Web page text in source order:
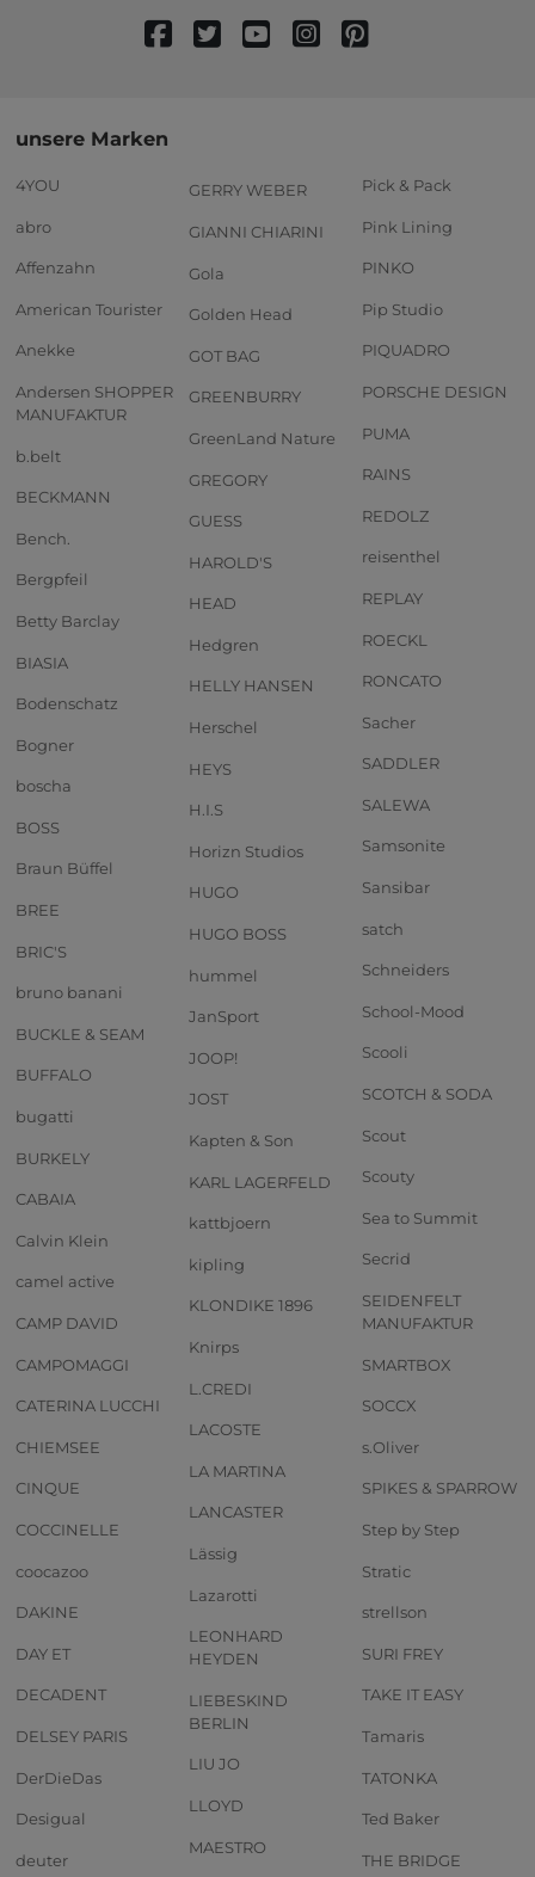
unsere Marken
4YOU
abro
Affenzahn
American Tourister
Anekke
Andersen SHOPPER
MANUFAKTUR
b.belt
BECKMANN
Bench.
Bergpfeil
Betty Barclay
BIASIA
Bodenschatz
Bogner
boscha
BOSS
Braun Büffel
BREE
BRIC'S
bruno banani
BUCKLE & SEAM
BUFFALO
bugatti
BURKELY
CABAIA
Calvin Klein
camel active
CAMP DAVID
CAMPOMAGGI
CATERINA LUCCHI
CHIEMSEE
CINQUE
COCCINELLE
coocazoo
DAKINE
DAY ET
DECADENT
DELSEY PARIS
DerDieDas
Desigual
deuter
GERRY WEBER
GIANNI CHIARINI
Gola
Golden Head
GOT BAG
GREENBURRY
GreenLand Nature
GREGORY
GUESS
HAROLD'S
HEAD
Hedgren
HELLY HANSEN
Herschel
HEYS
H.I.S
Horizn Studios
HUGO
HUGO BOSS
hummel
JanSport
JOOP!
JOST
Kapten & Son
KARL LAGERFELD
kattbjoern
kipling
KLONDIKE 1896
Knirps
L.CREDI
LACOSTE
LA MARTINA
LANCASTER
Lässig
Lazarotti
LEONHARD
HEYDEN
LIEBESKIND
BERLIN
LIU JO
LLOYD
MAESTRO
Pick & Pack
Pink Lining
PINKO
Pip Studio
PIQUADRO
PORSCHE DESIGN
PUMA
RAINS
REDOLZ
reisenthel
REPLAY
ROECKL
RONCATO
Sacher
SADDLER
SALEWA
Samsonite
Sansibar
satch
Schneiders
School-Mood
Scooli
SCOTCH & SODA
Scout
Scouty
Sea to Summit
Secrid
SEIDENFELT
MANUFAKTUR
SMARTBOX
SOCCX
s.Oliver
SPIKES & SPARROW
Step by Step
Stratic
strellson
SURI FREY
TAKE IT EASY
Tamaris
TATONKA
Ted Baker
THE BRIDGE